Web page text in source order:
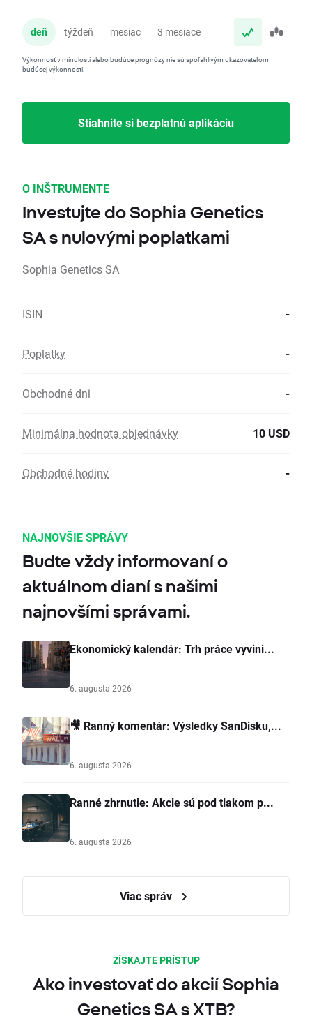
deň týždeň mesiac 3 mesiace
Výkonnosť v minulosti alebo budúce prognózy nie sú spoľahlivým ukazovateľom
budúcej výkonnosti.
Stiahnite si bezplatnú aplikáciu
O INŠTRUMENTE
Investujte do Sophia Genetics
SA s nulovými poplatkami
Sophia Genetics SA
ISIN -
Poplatky -
Obchodné dni -
Minimálna hodnota objednávky 10 USD
Obchodné hodiny -
NAJNOVŠIE SPRÁVY
Budte vždy informovaní o
aktuálnom dianí s našimi
najnovšími správami.
Ekonomický kalendár: Trh práce vyvini...
6. augusta 2026
🎥 Ranný komentár: Výsledky SanDisku,...
6. augusta 2026
Ranné zhrnutie: Akcie sú pod tlakom p...
6. augusta 2026
Viac správ
ZÍSKAJTE PRÍSTUP
Ako investovať do akcií Sophia
Genetics SA s XTB?